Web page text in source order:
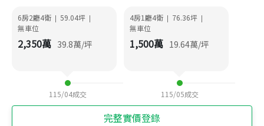
6房2廳4衛 | 59.04坪 |
無車位
2,350萬 39.8萬/坪
115/04成交
4房1廳4衛 | 76.36坪 |
無車位
1,500萬 19.64萬/坪
115/05成交
完整實價登錄